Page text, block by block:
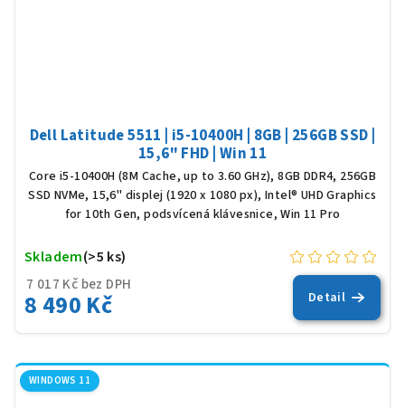
Dell Latitude 5511 | i5-10400H | 8GB | 256GB SSD |
15,6" FHD | Win 11
Core i5-10400H (8M Cache, up to 3.60 GHz), 8GB DDR4, 256GB
SSD NVMe, 15,6" displej (1920 x 1080 px), Intel® UHD Graphics
for 10th Gen, podsvícená klávesnice, Win 11 Pro
7 017 Kč bez DPH
8 490 Kč
Skladem(>5 ks)
Detail
WINDOWS 11